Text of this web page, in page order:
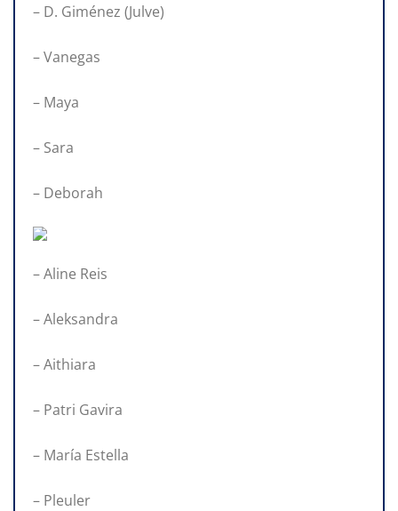
– D. Giménez (Julve)
– Vanegas
– Maya
– Sara
– Deborah
– Aline Reis
– Aleksandra
– Aithiara
– Patri Gavira
– María Estella
– Pleuler